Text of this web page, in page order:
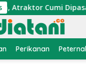
Cumi
Perikanan